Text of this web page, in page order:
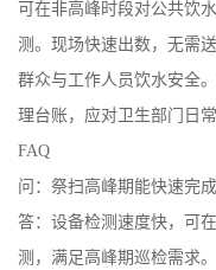
可在非高峰时段对公共饮
测。现场快速出数，无需
群众与工作人员饮水安全
理台账，应对卫生部门日常
FAQ
问：祭扫高峰期能快速完
答：设备检测速度快，可
测，满足高峰期巡检需求。